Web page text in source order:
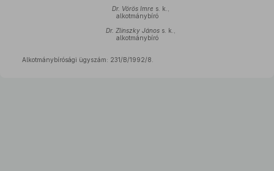
Dr. Vörös Imre s. k.,
alkotmánybíró
Dr. Zlinszky János s. k.,
alkotmánybíró
Alkotmánybírósági ügyszám: 231/B/1992/8.